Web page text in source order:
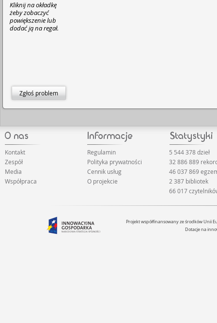
Kliknij na okładkę
żeby zobaczyć
powiększenie lub
dodać ją na regał.
Zgłoś problem
Kontakt
Zespół
Media
Współpraca
Regulamin
Polityka prywatności
Cennik usług
O projekcie
5 544 378 dzieł
32 886 889
46 037 869
2 387 bibliotek
66 017
Projekt współfinansowany ze środków Unii
Dotacje na